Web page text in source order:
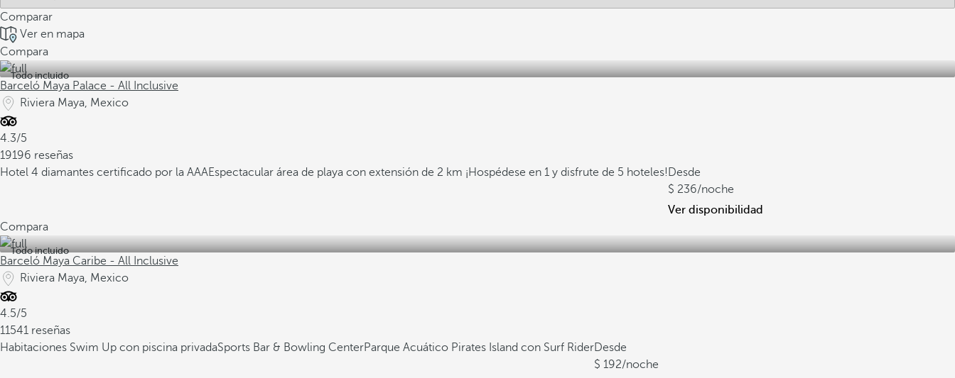
Comparar
Ver en mapa
Compara
Todo incluido
Barceló Maya Palace - All Inclusive
Riviera Maya, Mexico
4.3/5
19196 reseñas
Hotel 4 diamantes certificado por la AAAEspectacular área de playa con extensión de 2 km ¡Hospédese en 1 y disfrute de 5 hoteles! Desde
236/noche
Ver disponibilidad
Compara
Todo incluido
Barceló Maya Caribe - All Inclusive
Riviera Maya, Mexico
4.5/5
11541 reseñas
Habitaciones Swim Up con piscina privadaSports Bar & Bowling CenterParque Acuático Pirates Island con Surf RiderDesde
192/noche